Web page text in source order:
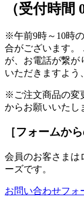
（受付時間
※午前9時～10時
合がございます。
が、お電話が繋が
いただきますよう
※ご注文商品の変
からお願いいたし
［フォームか
会員のお客さまは
ーズです。
お問い合わせフォ